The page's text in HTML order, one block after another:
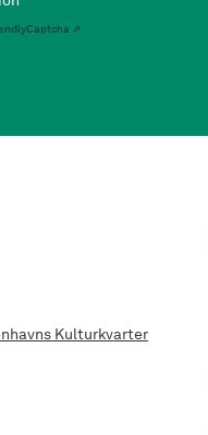
Captcha ⇗
Kulturkvarter